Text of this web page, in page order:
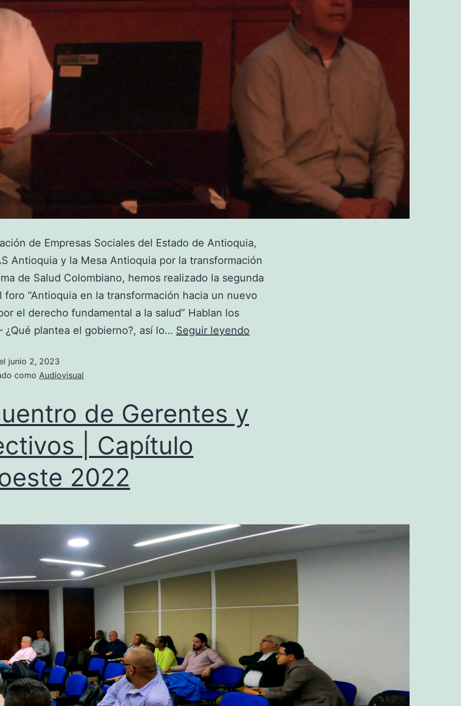
de Empresas Sociales del Estado de Antioquia,
Antioquia y la Mesa Antioquia por la transformación
de Salud Colombiano, hemos realizado la segunda
foro “Antioquia en la transformación hacia un nuevo
el derecho fundamental a la salud” Hablan los
¿Qué plantea el gobierno?, así lo… Seguir leyendo
junio 2, 2023
como Audiovisual
de Gerentes y
| Capítulo
2022